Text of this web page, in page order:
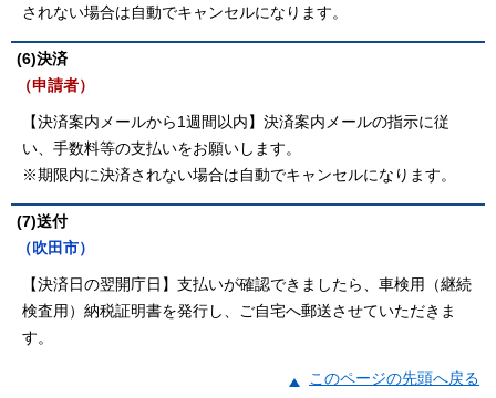
されない場合は自動でキャンセルになります。
(6)決済
（申請者）
【決済案内メールから1週間以内】決済案内メールの指示に従
い、手数料等の支払いをお願いします。
※期限内に決済されない場合は自動でキャンセルになります。
(7)送付
（吹田市）
【決済日の翌開庁日】支払いが確認できましたら、車検用（継続
検査用）納税証明書を発行し、ご自宅へ郵送させていただきま
す。
このページの先頭へ戻る